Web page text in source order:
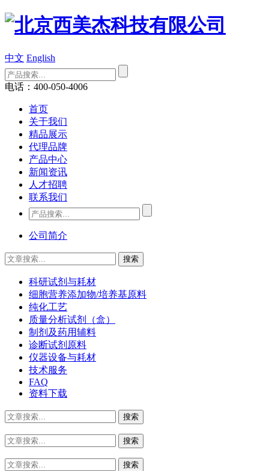
中文 English
电话：400-050-4006
首页
关于我们
精品展示
代理品牌
产品中心
新闻资讯
人才招聘
联系我们
公司简介
科研试剂与耗材
细胞营养添加物/培养基原料
纯化工艺
质量分析试剂（盒）
制剂及药用辅料
诊断试剂原料
仪器设备与耗材
技术服务
FAQ
资料下载